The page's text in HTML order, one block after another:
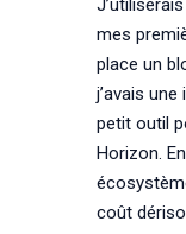
mes
place un
j’avais
petit outil
Horizon.
coût